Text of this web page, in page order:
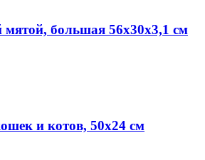
большая 56х30х3,1 см
и котов, 50х24 см